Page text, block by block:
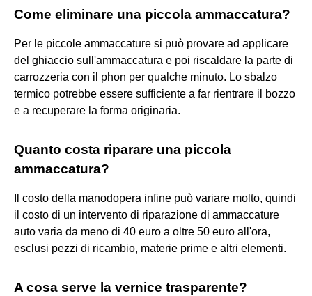
Come eliminare una piccola ammaccatura?
Per le piccole ammaccature si può provare ad applicare
del ghiaccio sull'ammaccatura e poi riscaldare la parte di
carrozzeria con il phon per qualche minuto. Lo sbalzo
termico potrebbe essere sufficiente a far rientrare il bozzo
e a recuperare la forma originaria.
Quanto costa riparare una piccola
ammaccatura?
Il costo della manodopera infine può variare molto, quindi
il costo di un intervento di riparazione di ammaccature
auto varia da meno di 40 euro a oltre 50 euro all'ora,
esclusi pezzi di ricambio, materie prime e altri elementi.
A cosa serve la vernice trasparente?